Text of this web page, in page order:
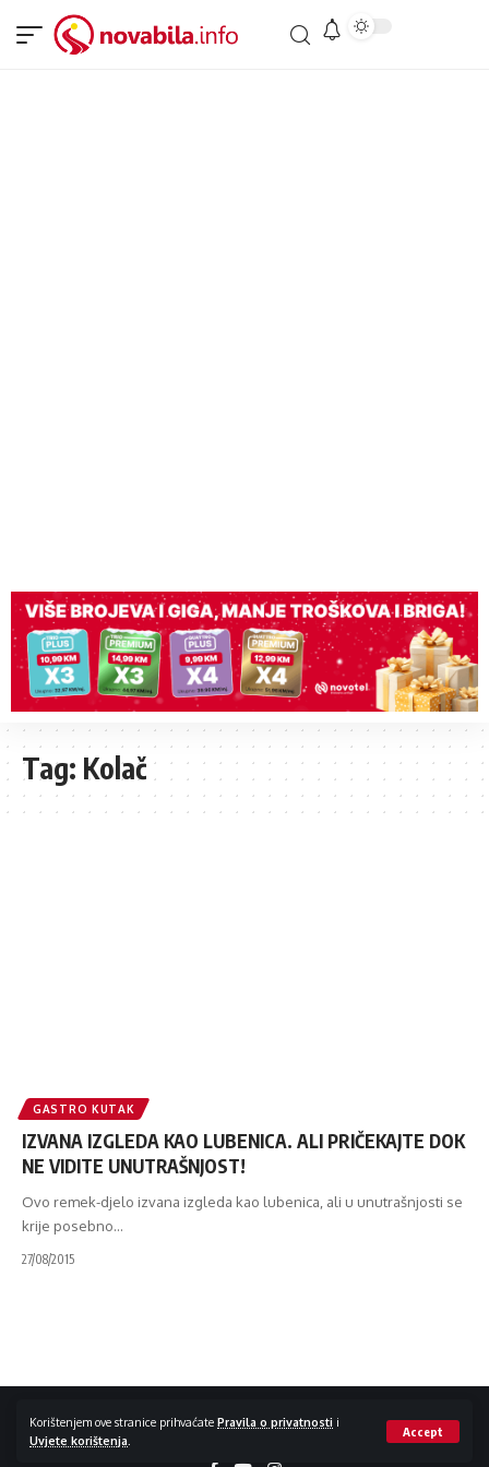
Korištenjem ove stranice prihvaćate Pravila o privatnosti i
Uvjete korištenja
Accept
Tag: Kolač
GASTRO KUTAK
IZVANA IZGLEDA KAO LUBENICA. ALI PRIČEKAJTE DOK
NE VIDITE UNUTRAŠNJOST!
Ovo remek-djelo izvana izgleda kao lubenica, ali u unutrašnjosti se
krije posebno…
27/08/2015